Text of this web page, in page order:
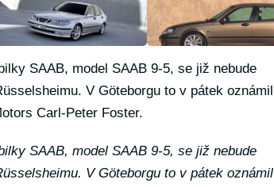
SAAB, model SAAB 9-5, se již nebude
V Göteborgu to v pátek oznámil
Carl-Peter Foster.
SAAB, model SAAB 9-5, se již nebude
V Göteborgu to v pátek oznámil